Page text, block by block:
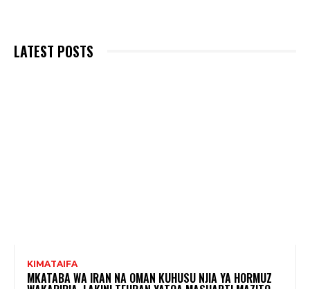
LATEST POSTS
KIMATAIFA
MKATABA WA IRAN NA OMAN KUHUSU NJIA YA HORMUZ